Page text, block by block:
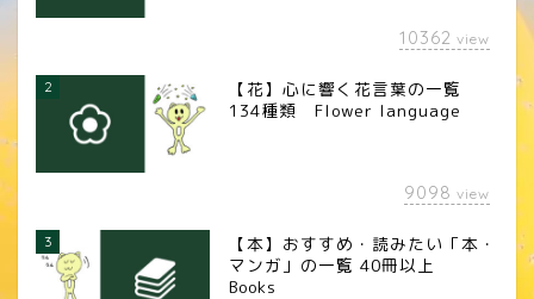
10362 view
2
【花】心に響く花言葉の一覧
134種類 Flower language
9098 view
3
【本】おすすめ・読みたい「本・
マンガ」の一覧 40冊以上
Books